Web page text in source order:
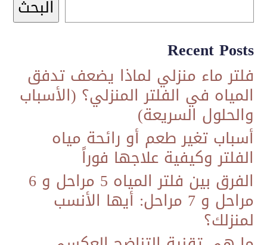
البحث
Recent Posts
فلتر ماء منزلي لماذا يضعف تدفق
المياه في الفلتر المنزلي؟ (الأسباب
والحلول السريعة)
أسباب تغير طعم أو رائحة مياه
الفلتر وكيفية علاجها فوراً
الفرق بين فلتر المياه 5 مراحل و 6
مراحل و 7 مراحل: أيها الأنسب
لمنزلك؟